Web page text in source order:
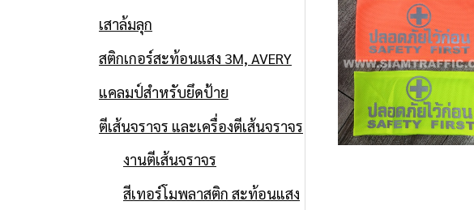
เสาล้มลุก
สติกเกอร์สะท้อนแสง 3M, AVERY
แคลมป์สำหรับยึดป้าย
ตีเส้นจราจร และเครื่องตีเส้นจราจร
งานตีเส้นจราจร
สีเทอร์โมพลาสติก สะท้อนแสง